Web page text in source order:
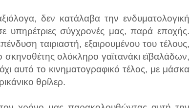
δεν κατάλαβα την ενδυματολογική
σύγχρονές μας, παρά εποχής.
ταιριαστή, εξαιρουμένου του τέλους,
σκηνοθέτης ολόκληρο γαϊτανάκι εϊβαλάδων,
αυτό το κινηματογραφικό τέλος, με μάσκα
θρίλερ.